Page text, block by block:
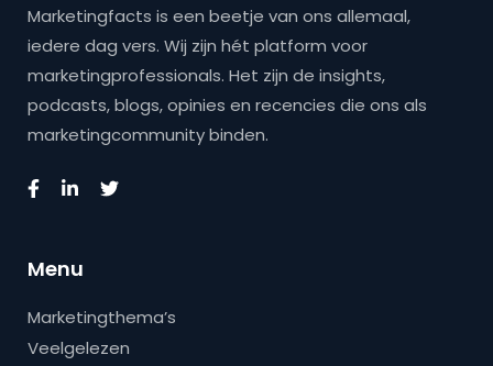
Marketingfacts is een beetje van ons allemaal,
iedere dag vers. Wij zijn hét platform voor
marketingprofessionals. Het zijn de insights,
podcasts, blogs, opinies en recencies die ons als
marketingcommunity binden.
Menu
Marketingthema’s
Veelgelezen